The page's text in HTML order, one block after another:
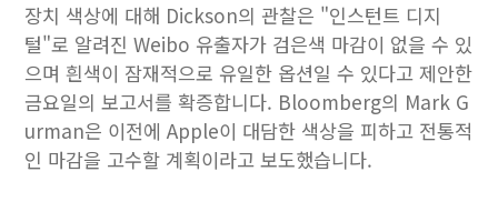
장치 색상에 대해 Dickson의 관찰은 "인스턴트 디지
털"로 알려진 Weibo 유출자가 검은색 마감이 없을 수 있
으며 흰색이 잠재적으로 유일한 옵션일 수 있다고 제안한
금요일의 보고서를 확증합니다. Bloomberg의 Mark G
urman은 이전에 Apple이 대담한 색상을 피하고 전통적
인 마감을 고수할 계획이라고 보도했습니다.